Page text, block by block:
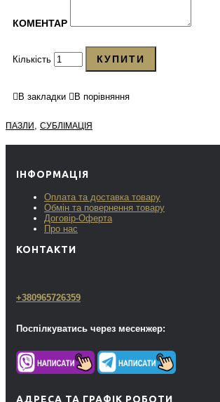
КОМЕНТАР
Кількість КУПИТИ
В закладки В порівняння
ПАЗЛИ , СУБЛІМАЦІЯ
ІНФОРМАЦІЯ
Оплата та доставка товару
Обмін та повернення товару
Договір-Оферта
Про нас
КОНТАКТИ
+380965726359
Поспілкуватись через месенжер:
АДРЕСА ТА ГРАФІК РОБОТИ